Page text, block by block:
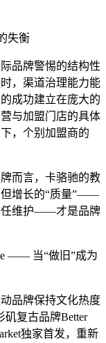
失衡
品牌警惕的结构性
，渠道治理能力能
成功建立在庞大的
与加盟门店的具体
，个别加盟商的
而言，卡骆驰的教
但增长的“质量”——
任维护——才是品牌
—— 当“做旧”成为
品牌保持文化热度
矶复古品牌Better
独家首发，重新